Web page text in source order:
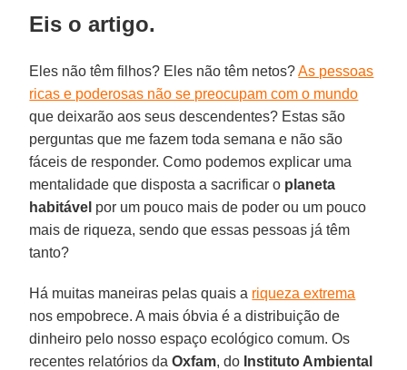
Eis o artigo.
Eles não têm filhos? Eles não têm netos?As pessoas
ricas e poderosas não se preocupam com o mundo
que deixarão aos seus descendentes? Estas são
perguntas que me fazem toda semana e não são
fáceis de responder. Como podemos explicar uma
mentalidade que disposta a sacrificar o planeta
habitável por um pouco mais de poder ou um pouco
mais de riqueza, sendo que essas pessoas já têm
tanto?
Há muitas maneiras pelas quais a riqueza extrema
nos empobrece. A mais óbvia é a distribuição de
dinheiro pelo nosso espaço ecológico comum. Os
recentes relatórios daOxfam, do Instituto Ambiental